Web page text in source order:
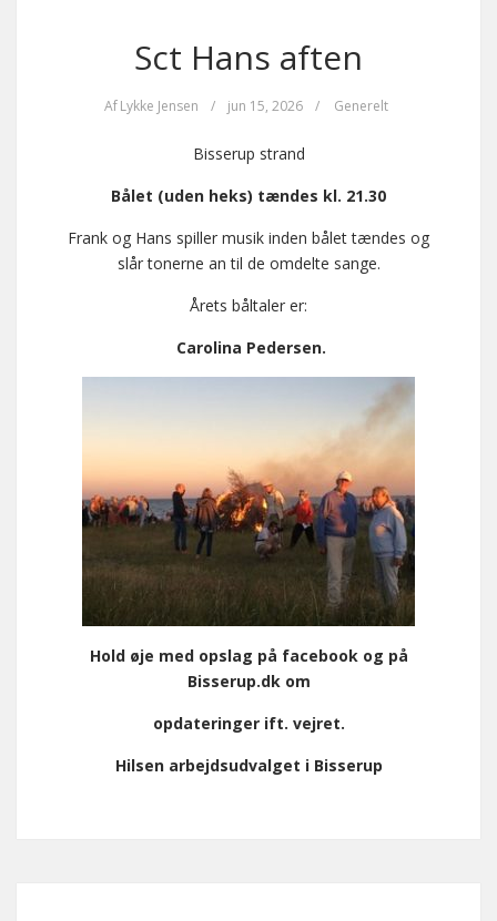
Sct Hans aften
Af Lykke Jensen / jun 15, 2026 / Generelt
Bisserup strand
Bålet (uden heks) tændes kl. 21.30
Frank og Hans spiller musik inden bålet tændes og
slår tonerne an til de omdelte sange.
Årets båltaler er:
Carolina Pedersen.
Hold øje med opslag på facebook og på
Bisserup.dk om
opdateringer ift. vejret.
Hilsen arbejdsudvalget i Bisserup